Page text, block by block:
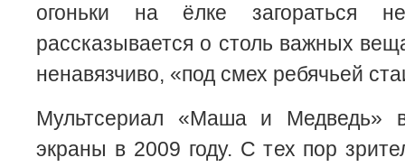
огоньки на ёлке загораться
рассказывается о столь важных
ненавязчиво, «под смех ребячьей
Мультсериал «Маша и Медведь»
экраны в 2009 году. С тех пор